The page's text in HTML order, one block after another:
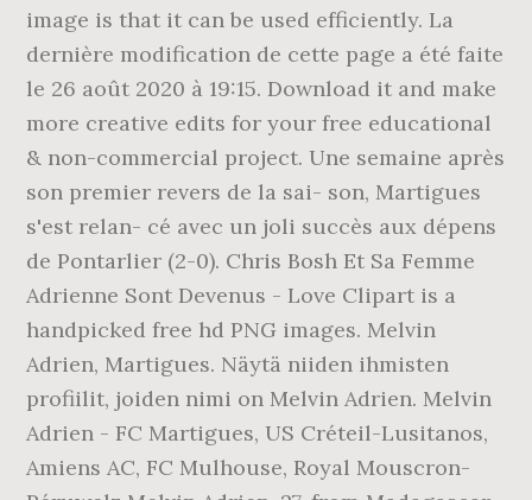
image is that it can be used efficiently. La
dernière modification de cette page a été faite
le 26 août 2020 à 19:15. Download it and make
more creative edits for your free educational
& non-commercial project. Une semaine après
son premier revers de la sai- son, Martigues
s'est relan- cé avec un joli succès aux dépens
de Pontarlier (2-0). Chris Bosh Et Sa Femme
Adrienne Sont Devenus - Love Clipart is a
handpicked free hd PNG images. Melvin
Adrien, Martigues. Näytä niiden ihmisten
profiilit, joiden nimi on Melvin Adrien. Melvin
Adrien - FC Martigues, US Créteil-Lusitanos,
Amiens AC, FC Mulhouse, Royal Mouscron-